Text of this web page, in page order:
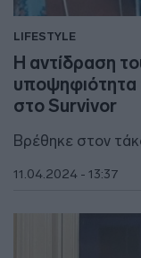
LIFESTYLE
Η αντίδραση
υποψηφιότητα
στο Survivor
Βρέθηκε στον
11.04.2024 - 13:37